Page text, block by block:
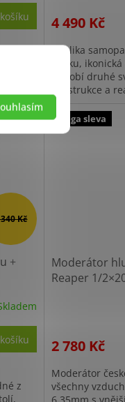
je
hvězdiček.
4 490 Kč
Replika
pásku,
období druhé
konstrukce a
Kč
+
z
Mega sleva
Moderátor
Reaper 1/
je
z
5
2 780 Kč
Moderátor
všechny